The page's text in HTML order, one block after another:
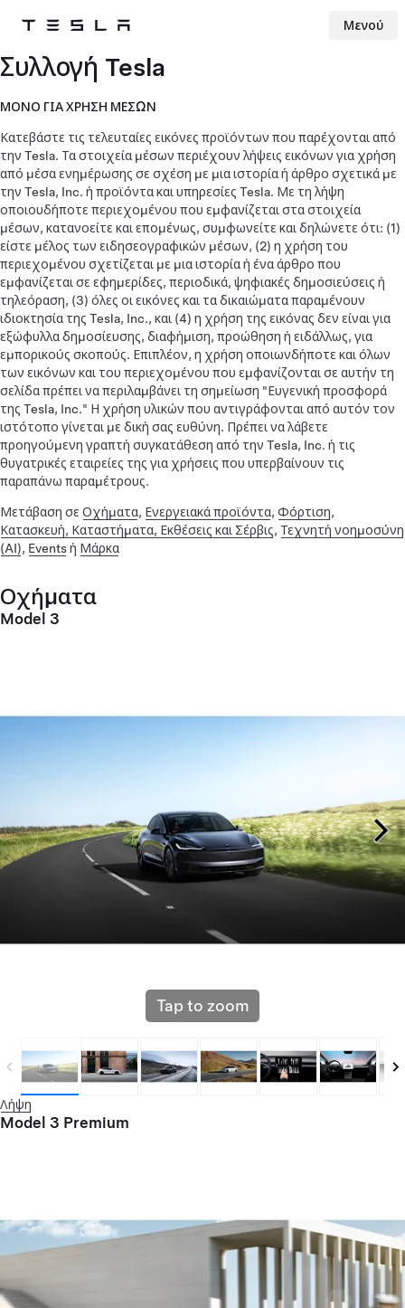
Tesla Μενού
Συλλογή Tesla
ΜΟΝΟ ΓΙΑ ΧΡΗΣΗ ΜΕΣΩΝ
Κατεβάστε τις τελευταίες εικόνες προϊόντων που παρέχονται από
την Tesla. Τα στοιχεία μέσων περιέχουν λήψεις εικόνων για χρήση
από μέσα ενημέρωσης σε σχέση με μια ιστορία ή άρθρο σχετικά με
την Tesla, Inc. ή προϊόντα και υπηρεσίες Tesla. Με τη λήψη
οποιουδήποτε περιεχομένου που εμφανίζεται στα στοιχεία
μέσων, κατανοείτε και επομένως, συμφωνείτε και δηλώνετε ότι: (1)
είστε μέλος των ειδησεογραφικών μέσων, (2) η χρήση του
περιεχομένου σχετίζεται με μια ιστορία ή ένα άρθρο που
εμφανίζεται σε εφημερίδες, περιοδικά, ψηφιακές δημοσιεύσεις ή
τηλεόραση, (3) όλες οι εικόνες και τα δικαιώματα παραμένουν
ιδιοκτησία της Tesla, Inc., και (4) η χρήση της εικόνας δεν είναι για
εξώφυλλα δημοσίευσης, διαφήμιση, προώθηση ή ειδάλλως, για
εμπορικούς σκοπούς. Επιπλέον, η χρήση οποιωνδήποτε και όλων
των εικόνων και του περιεχομένου που εμφανίζονται σε αυτήν τη
σελίδα πρέπει να περιλαμβάνει τη σημείωση "Ευγενική προσφορά
της Tesla, Inc." Η χρήση υλικών που αντιγράφονται από αυτόν τον
ιστότοπο γίνεται με δική σας ευθύνη. Πρέπει να λάβετε
προηγούμενη γραπτή συγκατάθεση από την Tesla, Inc. ή τις
θυγατρικές εταιρείες της για χρήσεις που υπερβαίνουν τις
παραπάνω παραμέτρους.
Μετάβαση σε Οχήματα, Ενεργειακά προϊόντα, Φόρτιση,
Κατασκευή, Καταστήματα, Εκθέσεις και Σέρβις, Τεχνητή νοημοσύνη
(AI), Eventsή Μάρκα
Οχήματα
Model 3
Tap to zoom
Λήψη
Model 3 Premium